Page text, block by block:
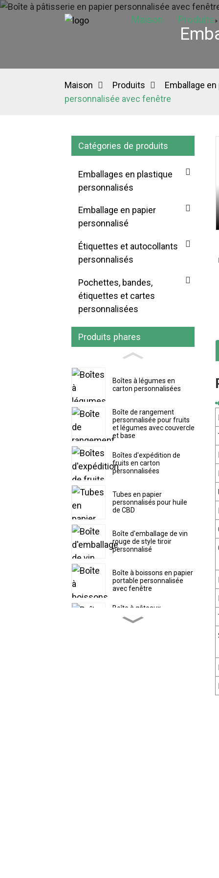
Maison Produits
Maison Produits Emballage
personnalisée avec fenêtre
Catégories de produits
Emballages en plastique
personnalisés
Emballage en papier
personnalisé
Étiquettes et autocollants
personnalisés
Pochettes, bandes,
étiquettes et cartes
personnalisées
Produits phares
Boîtes à légumes en
carton personnalisées
Boîte de rangement
personnalisée pour fruits
et légumes avec couvercle
et base
Boîtes d'expédition de
fruits en carton
personnalisées
Tubes en papier
personnalisés pour huile
de CBD
Boîte d'emballage de vin
rouge de style tiroir
personnalisé
Boîte à boissons en papier
portable personnalisée
avec fenêtre
Boîte à gâteaux
personnalisée avec
couvercle supérieur